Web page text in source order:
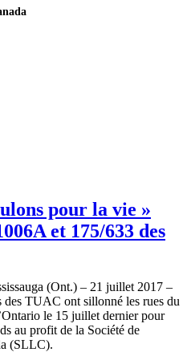
pour la vie »
et 175/633 des
(Ont.) – 21 juillet 2017 –
des TUAC ont sillonné les rues du
le 15 juillet dernier pour
au profit de la Société de
(SLLC).